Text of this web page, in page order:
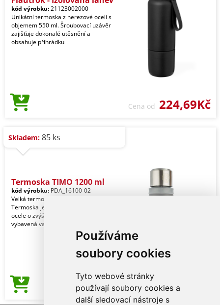
Používáme
soubory cookies
Tyto webové stránky
používají soubory cookies a
další sledovací nástroje s
kód výrobku:21123002000
Unikátní termoska z nerezové oceli s
objemem 550 ml. Šroubovací uzávěr
zajišťuje dokonalé utěsnění a
obsahuje přihrádku
Cena od 224,69Kč
Skladem: 85 ks
Termoska TIMO 1200 ml
kód výrobku: PDA_16100-02
Velká termoska ideální na delší cestu.
Termoska je vyrobená z nerezavé
ocele o zvýšeném standardu a
vybavená vakuovou iz
Cena od495,48Kč